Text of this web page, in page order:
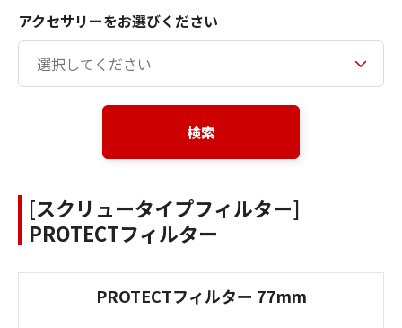
アクセサリーをお選びください
検索
[スクリュータイプフィルター]
PROTECTフィルター
PROTECTフィルター 77mm